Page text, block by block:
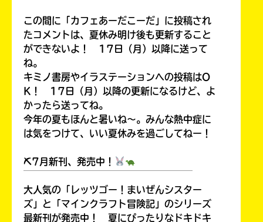
この間に「カフェあーだこーだ」に投稿され
たコメントは、夏休み明け後も更新すること
ができないよ！ 17日（月）以降に送って
ね。
キミノ書房やイラステーションへの投稿はO
K！ 17日（月）以降の更新になるけど、よ
かったら送ってね。
今年の夏もほんと暑いね～。みんな熱中症に
は気をつけて、いい夏休みを過ごしてねー！
⛏7月新刊、発売中！
大人気の「レッツゴー！まいぜんシスター
ズ」と「マインクラフト冒険記」のシリーズ
最新刊が発売中！ 夏にぴったりなドキドキ